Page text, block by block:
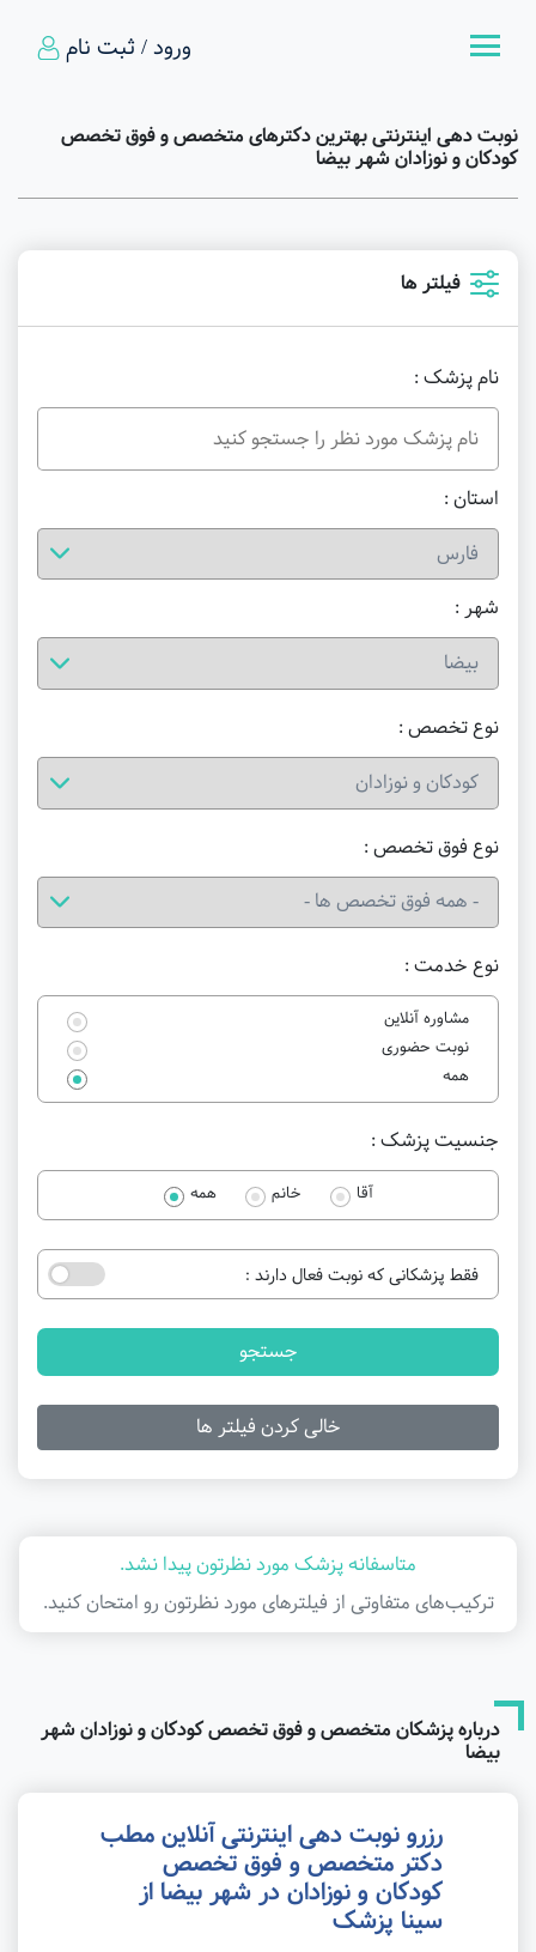
ورود / ثبت نام
نوبت دهی اینترنتی بهترین دکترهای متخصص و فوق تخصص
کودکان و نوزادان شهر بیضا
فیلتر ها
نام پزشک :
استان :
شهر :
نوع خدمت :
مشاوره آنلاین
نوبت حضوری
همه
نوع تخصص :
نوع فوق تخصص :
جنسیت پزشک :
آقا خانم همه
فقط پزشکانی که نوبت فعال دارند :
جستجو
خالی کردن فیلتر ها
متاسفانه پزشک مورد نظرتون پیدا نشد.
ترکیب‌های متفاوتی از فیلتر‌های مورد نظرتون رو امتحان کنید.
درباره پزشکان متخصص و فوق تخصص کودکان و نوزادان شهر
بیضا
رزرو نوبت دهی اینترنتی آنلاین مطب
دکتر متخصص و فوق تخصص
کودکان و نوزادان در شهر بیضا از
سینا پزشک